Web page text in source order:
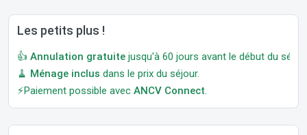
Les petits plus !
👍 Annulation gratuite jusqu'à 60 jours avant le début du
🧹 Ménage inclus dans le prix du séjour.
⚡Paiement possible avec ANCV Connect